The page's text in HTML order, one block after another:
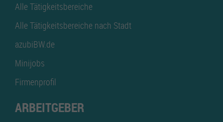
Alle Tätigkeitsbereiche
Alle Tätigkeitsbereiche nach Stadt
azubiBW.de
Minijobs
Firmenprofil
ARBEITGEBER